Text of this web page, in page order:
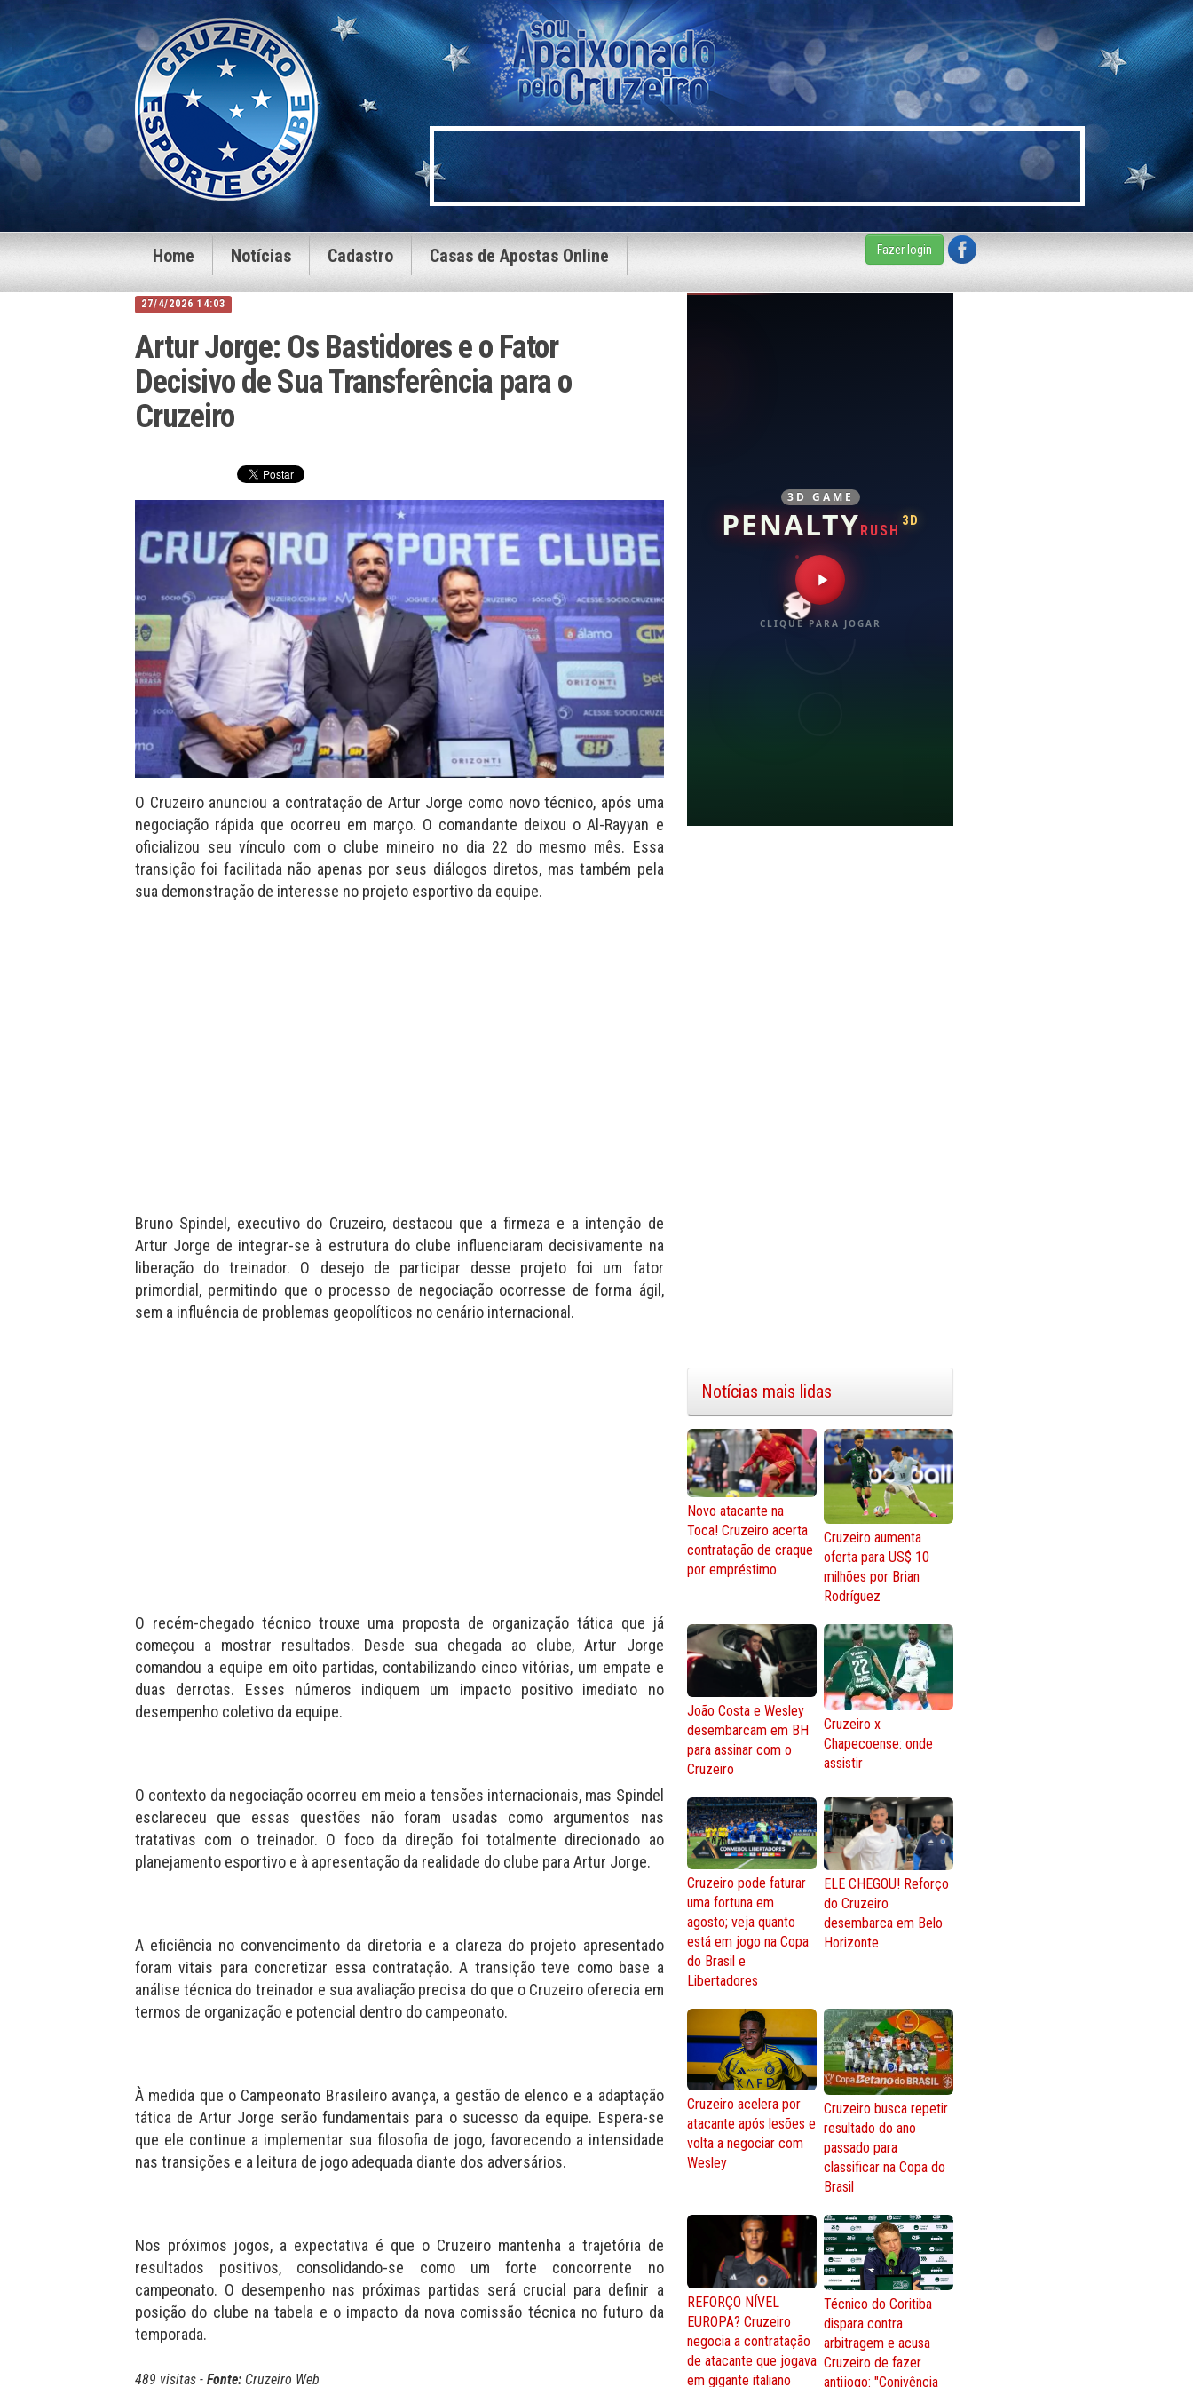
Home Notícias Cadastro Casas de Apostas Online Fazer login
27/4/2026 14:03
Artur Jorge: Os Bastidores e o Fator
Decisivo de Sua Transferência para o
Cruzeiro
O Cruzeiro anunciou a contratação de Artur Jorge como novo técnico, após uma
negociação rápida que ocorreu em março. O comandante deixou o Al-Rayyan e
oficializou seu vínculo com o clube mineiro no dia 22 do mesmo mês. Essa
transição foi facilitada não apenas por seus diálogos diretos, mas também pela
sua demonstração de interesse no projeto esportivo da equipe.
Bruno Spindel, executivo do Cruzeiro, destacou que a firmeza e a intenção de
Artur Jorge de integrar-se à estrutura do clube influenciaram decisivamente na
liberação do treinador. O desejo de participar desse projeto foi um fator
primordial, permitindo que o processo de negociação ocorresse de forma ágil,
sem a influência de problemas geopolíticos no cenário internacional.
O recém-chegado técnico trouxe uma proposta de organização tática que já
começou a mostrar resultados. Desde sua chegada ao clube, Artur Jorge
comandou a equipe em oito partidas, contabilizando cinco vitórias, um empate e
duas derrotas. Esses números indiquem um impacto positivo imediato no
desempenho coletivo da equipe.
O contexto da negociação ocorreu em meio a tensões internacionais, mas Spindel
esclareceu que essas questões não foram usadas como argumentos nas
tratativas com o treinador. O foco da direção foi totalmente direcionado ao
planejamento esportivo e à apresentação da realidade do clube para Artur Jorge.
A eficiência no convencimento da diretoria e a clareza do projeto apresentado
foram vitais para concretizar essa contratação. A transição teve como base a
análise técnica do treinador e sua avaliação precisa do que o Cruzeiro oferecia em
termos de organização e potencial dentro do campeonato.
À medida que o Campeonato Brasileiro avança, a gestão de elenco e a adaptação
tática de Artur Jorge serão fundamentais para o sucesso da equipe. Espera-se
que ele continue a implementar sua filosofia de jogo, favorecendo a intensidade
nas transições e a leitura de jogo adequada diante dos adversários.
Nos próximos jogos, a expectativa é que o Cruzeiro mantenha a trajetória de
resultados positivos, consolidando-se como um forte concorrente no
campeonato. O desempenho nas próximas partidas será crucial para definir a
posição do clube na tabela e o impacto da nova comissão técnica no futuro da
temporada.
489 visitas - Fonte: Cruzeiro Web
3D GAME
PENALTYRUSH
3D
CLIQUE PARA JOGAR
Notícias mais lidas
Novo atacante na
Toca! Cruzeiro acerta
contratação de craque
por empréstimo.
Cruzeiro aumenta
oferta para US$ 10
milhões por Brian
Rodríguez
João Costa e Wesley
desembarcam em BH
para assinar com o
Cruzeiro
Cruzeiro x
Chapecoense: onde
assistir
Cruzeiro pode faturar
uma fortuna em
agosto; veja quanto
está em jogo na Copa
do Brasil e
Libertadores
ELE CHEGOU! Reforço
do Cruzeiro
desembarca em Belo
Horizonte
Cruzeiro acelera por
atacante após lesões e
volta a negociar com
Wesley
Cruzeiro busca repetir
resultado do ano
passado para
classificar na Copa do
Brasil
REFORÇO NÍVEL
EUROPA? Cruzeiro
negocia a contratação
de atacante que jogava
em gigante italiano
Técnico do Coritiba
dispara contra
arbitragem e acusa
Cruzeiro de fazer
antijogo: "Conivência